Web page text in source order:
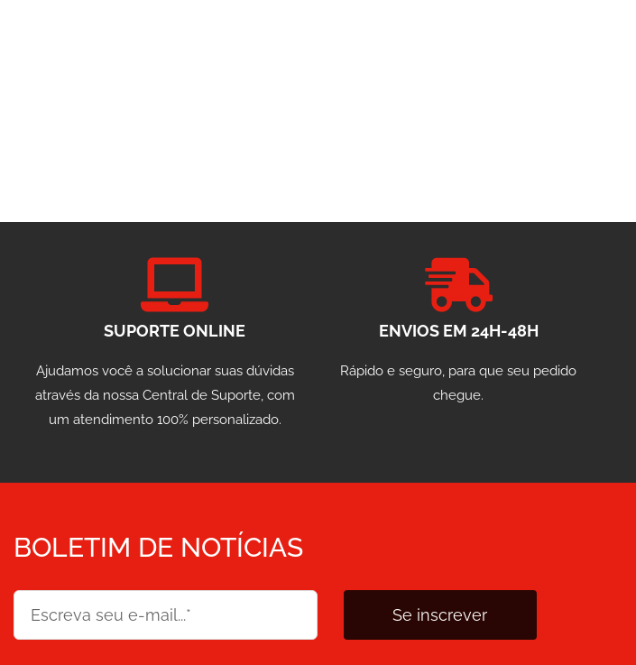
SUPORTE ONLINE ENVIOS EM 24H-48H
Ajudamos você a solucionar suas dúvidas
através da nossa Central de Suporte, com
um atendimento 100% personalizado.
Rápido e seguro, para que seu pedido
chegue.
BOLETIM DE NOTÍCIAS
Se inscrever